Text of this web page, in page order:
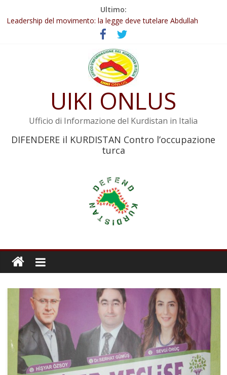
Ultimo:
Abdullah Öcalan: Le legge negativa deve essere trasformata in
legge positiva
Leadership del movimento: la legge deve tutelare Abdullah
Commissione donne del KNK: Şengal è di nuovo sotto minaccia
Non tenere conto della situazione di Rêber Apo ostacolerebbe
Il KNK chiede un’azione internazionale contro i crimini di guerra
UIKI ONLUS
Ufficio di Informazione del Kurdistan in Italia
DIFENDERE il KURDISTAN Contro l’occupazione
turca